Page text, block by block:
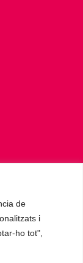
de
i
ho tot",